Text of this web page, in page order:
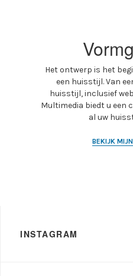
Het ontwerp is het
een huisstijl. Van
huisstijl, inclusief
Multimedia biedt u een
al uw
BEKIJK
INSTAGRAM